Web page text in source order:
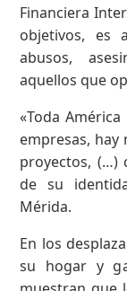
Financiera
objetivos, es
abusos,
aquellos que
«Toda
empresas,
proyectos, (…)
de su
Mérida.
En los
su hogar y